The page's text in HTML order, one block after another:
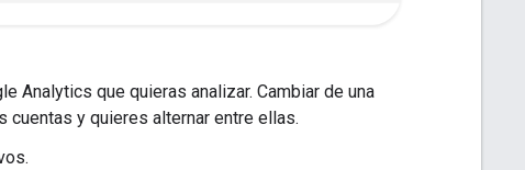
Analytics que quieras analizar. Cambiar de una
cuentas y quieres alternar entre ellas.